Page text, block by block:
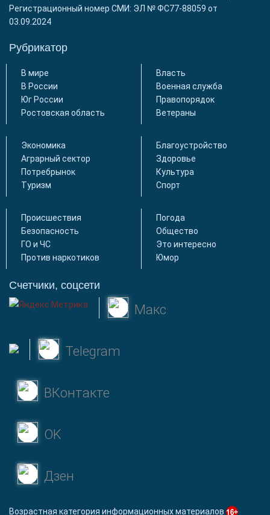
Регистрационный номер СМИ: ЭЛ № ФС77-88059 от
03.09.2024
Рубрикатор
В мире
В России
Юг России
Ростовская область
Власть
Военная служба
Правопорядок
Ветераны
Экономика
Аграрный сектор
Потребрынок
Туризм
Благоустройство
Здоровье
Культура
Спорт
Происшествия
Безопасность
ГО и ЧС
Против наркотиков
Погода
Общество
Это интересно
Юмор
Счетчики, соцсети
Макс
Telegram
ВКонтакте
OK
Дзен
Возрастная категория информационных материалов